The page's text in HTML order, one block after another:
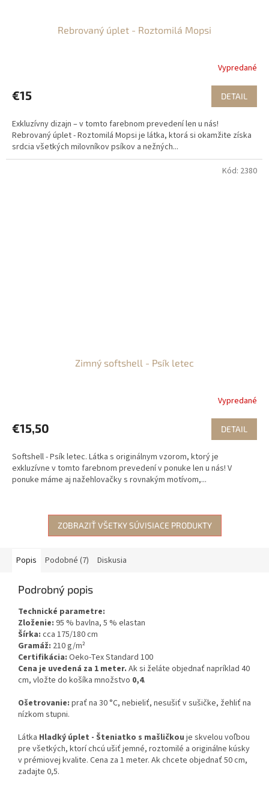
Rebrovaný úplet - Roztomilá Mopsi
Vypredané
€15 DETAIL
Exkluzívny dizajn – v tomto farebnom prevedení len u nás!
Rebrovaný úplet - Roztomilá Mopsi je látka, ktorá si okamžite získa
srdcia všetkých milovníkov psíkov a nežných...
Zimný softshell - Psík letec
Vypredané
€15,50 DETAIL
Softshell - Psík letec. Látka s originálnym vzorom, ktorý je
exkluzívne v tomto farebnom prevedení v ponuke len u nás! V
ponuke máme aj nažehlovačky s rovnakým motívom,...
Kód: 2380
ZOBRAZIŤ VŠETKY SÚVISIACE PRODUKTY
Popis Podobné (7) Diskusia
Podrobný popis
Technické parametre:
Zloženie: 95 % bavlna, 5 % elastan
Šírka: cca 175/180 cm
Gramáž: 210 g/m²
Certifikácia: Oeko-Tex Standard 100
Cena je uvedená za 1 meter. Ak si želáte objednať napríklad 40
cm, vložte do košíka množstvo 0,4.
Ošetrovanie: prať na 30 °C, nebieliť, nesušiť v sušičke, žehliť na
nízkom stupni.
Látka Hladký úplet - Šteniatko s mašličkou je skvelou voľbou
pre všetkých, ktorí chcú ušiť jemné, roztomilé a originálne kúsky
v prémiovej kvalite. Cena za 1 meter. Ak chcete objednať 50 cm,
zadajte 0,5.